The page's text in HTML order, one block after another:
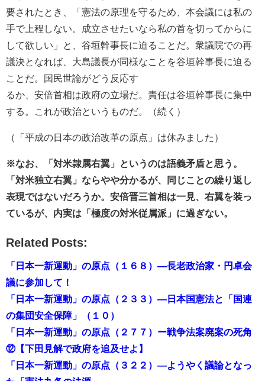
要されたとき、「憲法の原理を守るため、本会議には私の
手で上程しない。成立させたいなら私の首を切ってからに
して欲しい」と、谷垣幹事長に迫ることだ。衆議院での再
議決となれば、大島議長が同様なことを谷垣幹事長に迫る
ことだ。国民世論がどう反応す
るか、安倍首相は政府の立場だ。責任は谷垣幹事長に集中
する。これが政治というものだ。（続く）
（「平成の日本の政治改革の原点」は休みました）
※なお、「対米隷属右翼」というのは語義矛盾と思う。
「対米独立右翼」ならやや分かるが、同じことの繰り返し
表現ではないだろうか。安倍晋三首相は一見、右翼を装っ
ているが、内実は「極度の対米従属派」に過ぎない。
Related Posts:
「日本一新運動」の原点（１６８）―長老政治家・円卓会
議に参加して！
「日本一新運動」の原点（２３３）―日本国憲法と「国連
の集団安全保障」（１０）
「日本一新運動」の原点（２７７）ー戦争法案廃案の死角
⑫【下田見解で政府を追及せよ】
「日本一新運動」の原点（３２２）―ようやく議論となっ